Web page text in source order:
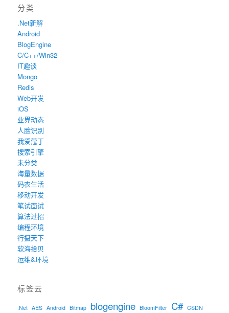
分类
.Net新解
Android
BlogEngine
C/C++/Win32
IT趣谈
Mongo
Redis
Web开发
iOS
业界动态
人脸识别
我爱蔻丁
搜索引擎
未分类
海量数据
码农生活
移动开发
笔试面试
算法过招
编程环境
行摄天下
软海拾贝
运维&环境
标签云
.Net AES Android Bitmap blogengine BloomFilter C# CSDN